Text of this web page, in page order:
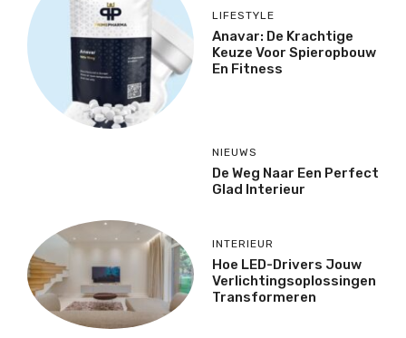
LIFESTYLE
Anavar: De Krachtige
Keuze Voor Spieropbouw
En Fitness
NIEUWS
De Weg Naar Een Perfect
Glad Interieur
INTERIEUR
Hoe LED-Drivers Jouw
Verlichtingsoplossingen
Transformeren